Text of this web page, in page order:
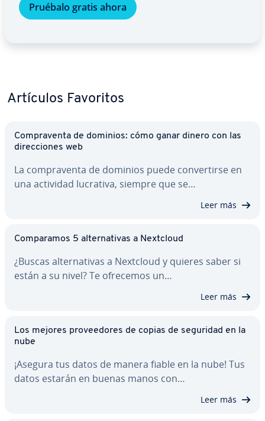
Pruébalo gratis ahora
Artículos Favoritos
Co­m­pra­ve­n­ta de dominios: cómo ganar dinero con las
di­re­c­cio­nes web
La co­m­pra­ve­n­ta de dominios puede co­n­ve­r­ti­r­se en
una actividad lucrativa, siempre que se…
Leer más
Co­m­pa­ra­mos 5 al­te­r­na­ti­vas a Nextcloud
¿Buscas al­te­r­na­ti­vas a Nextcloud y quieres saber si
están a su nivel? Te ofrecemos un…
Leer más
Los mejores pro­vee­do­res de copias de seguridad en la
nube
¡Asegura tus datos de manera fiable en la nube! Tus
datos estarán en buenas manos con…
Leer más